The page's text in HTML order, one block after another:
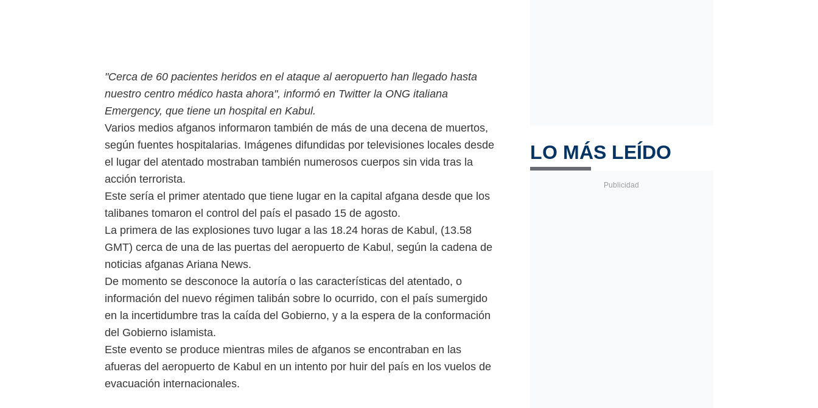
"Cerca de 60 pacientes heridos en el ataque al aeropuerto han llegado hasta
nuestro centro médico hasta ahora", informó en Twitter la ONG italiana
Emergency, que tiene un hospital en Kabul.
Varios medios afganos informaron también de más de una decena de muertos,
según fuentes hospitalarias. Imágenes difundidas por televisiones locales desde
el lugar del atentado mostraban también numerosos cuerpos sin vida tras la
acción terrorista.
Este sería el primer atentado que tiene lugar en la capital afgana desde que los
talibanes tomaron el control del país el pasado 15 de agosto.
La primera de las explosiones tuvo lugar a las 18.24 horas de Kabul, (13.58
GMT) cerca de una de las puertas del aeropuerto de Kabul, según la cadena de
noticias afganas Ariana News.
De momento se desconoce la autoría o las características del atentado, o
información del nuevo régimen talibán sobre lo ocurrido, con el país sumergido
en la incertidumbre tras la caída del Gobierno, y a la espera de la conformación
del Gobierno islamista.
Este evento se produce mientras miles de afganos se encontraban en las
afueras del aeropuerto de Kabul en un intento por huir del país en los vuelos de
evacuación internacionales.
LO MÁS LEÍDO